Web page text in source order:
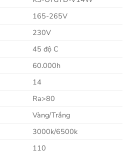
165-265V
230V
45 độ C
60.000h
14
Ra>80
Vàng/Trắng
3000k/6500k
110